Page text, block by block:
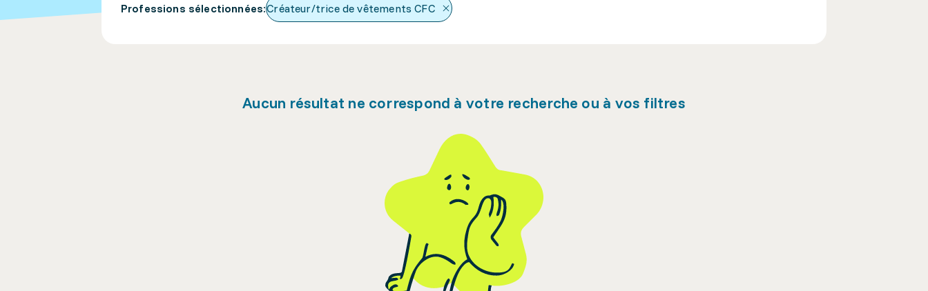
Professions sélectionnées:Créateur/trice de vêtements CFC
Aucun résultat ne correspond à votre recherche ou à vos filtres